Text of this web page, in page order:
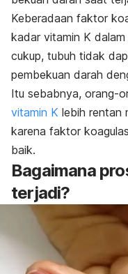
Keberadaan faktor
kadar vitamin K
cukup, tubuh tidak
pembekuan darah
Itu sebabnya, orang-
vitamin K lebih rentan
karena faktor
baik.
Bagaimana
terjadi?